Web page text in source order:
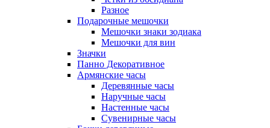
Разное
Подарочные мешочки
Мешочки знаки зодиака
Мешочки для вин
Значки
Панно Декоративное
Армянские часы
Деревянные часы
Наручные часы
Настенные часы
Сувенирные часы